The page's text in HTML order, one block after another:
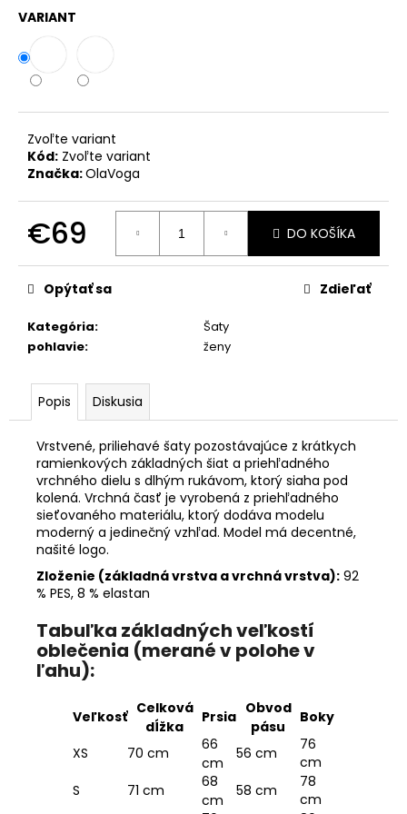
VARIANT
Zvoľte variant
Kód: Zvoľte variant
Značka:OlaVoga
€69 DO KOŠÍKA
Kategória:
Šaty
pohlavie: ženy
Opýtať sa Zdieľať
Popis Diskusia
Vrstvené, priliehavé šaty pozostávajúce z krátkych
ramienkových základných šiat a priehľadného
vrchného dielu s dlhým rukávom, ktorý siaha pod
kolená. Vrchná časť je vyrobená z priehľadného
sieťovaného materiálu, ktorý dodáva modelu
moderný a jedinečný vzhľad. Model má decentné,
našité logo.
Zloženie (základná vrstva a vrchná vrstva): 92
% PES, 8 % elastan
Tabuľka základných veľkostí
oblečenia (merané v polohe v
ľahu):
Veľkosť Celková
dĺžka
Prsia Obvod
pásu
Boky
XS 70 cm
66
cm
56 cm
76
cm
S
71 cm
68
cm
58 cm
78
cm
a
m
e
SUKŇA
VRECKAMI
MCO
BOW